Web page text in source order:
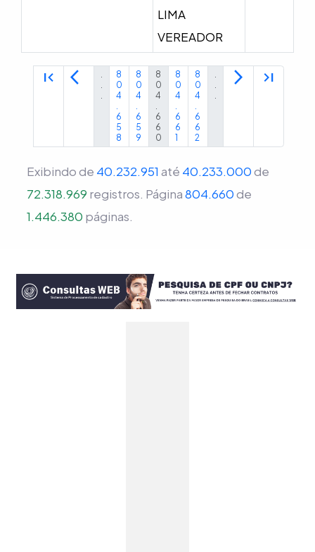
LIMA
VEREADOR
first_page arrow_back_ios
.
.
.
8
0
4
.
6
5
8
8
0
4
.
6
5
9
8
0
4
.
6
6
0
8
0
4
.
6
6
1
8
0
4
.
6
6
2
.
.
.
arrow_forward_ios last_page
Exibindo de 40.232.951 até 40.233.000de
72.318.969 registros. Página804.660de
1.446.380 páginas.